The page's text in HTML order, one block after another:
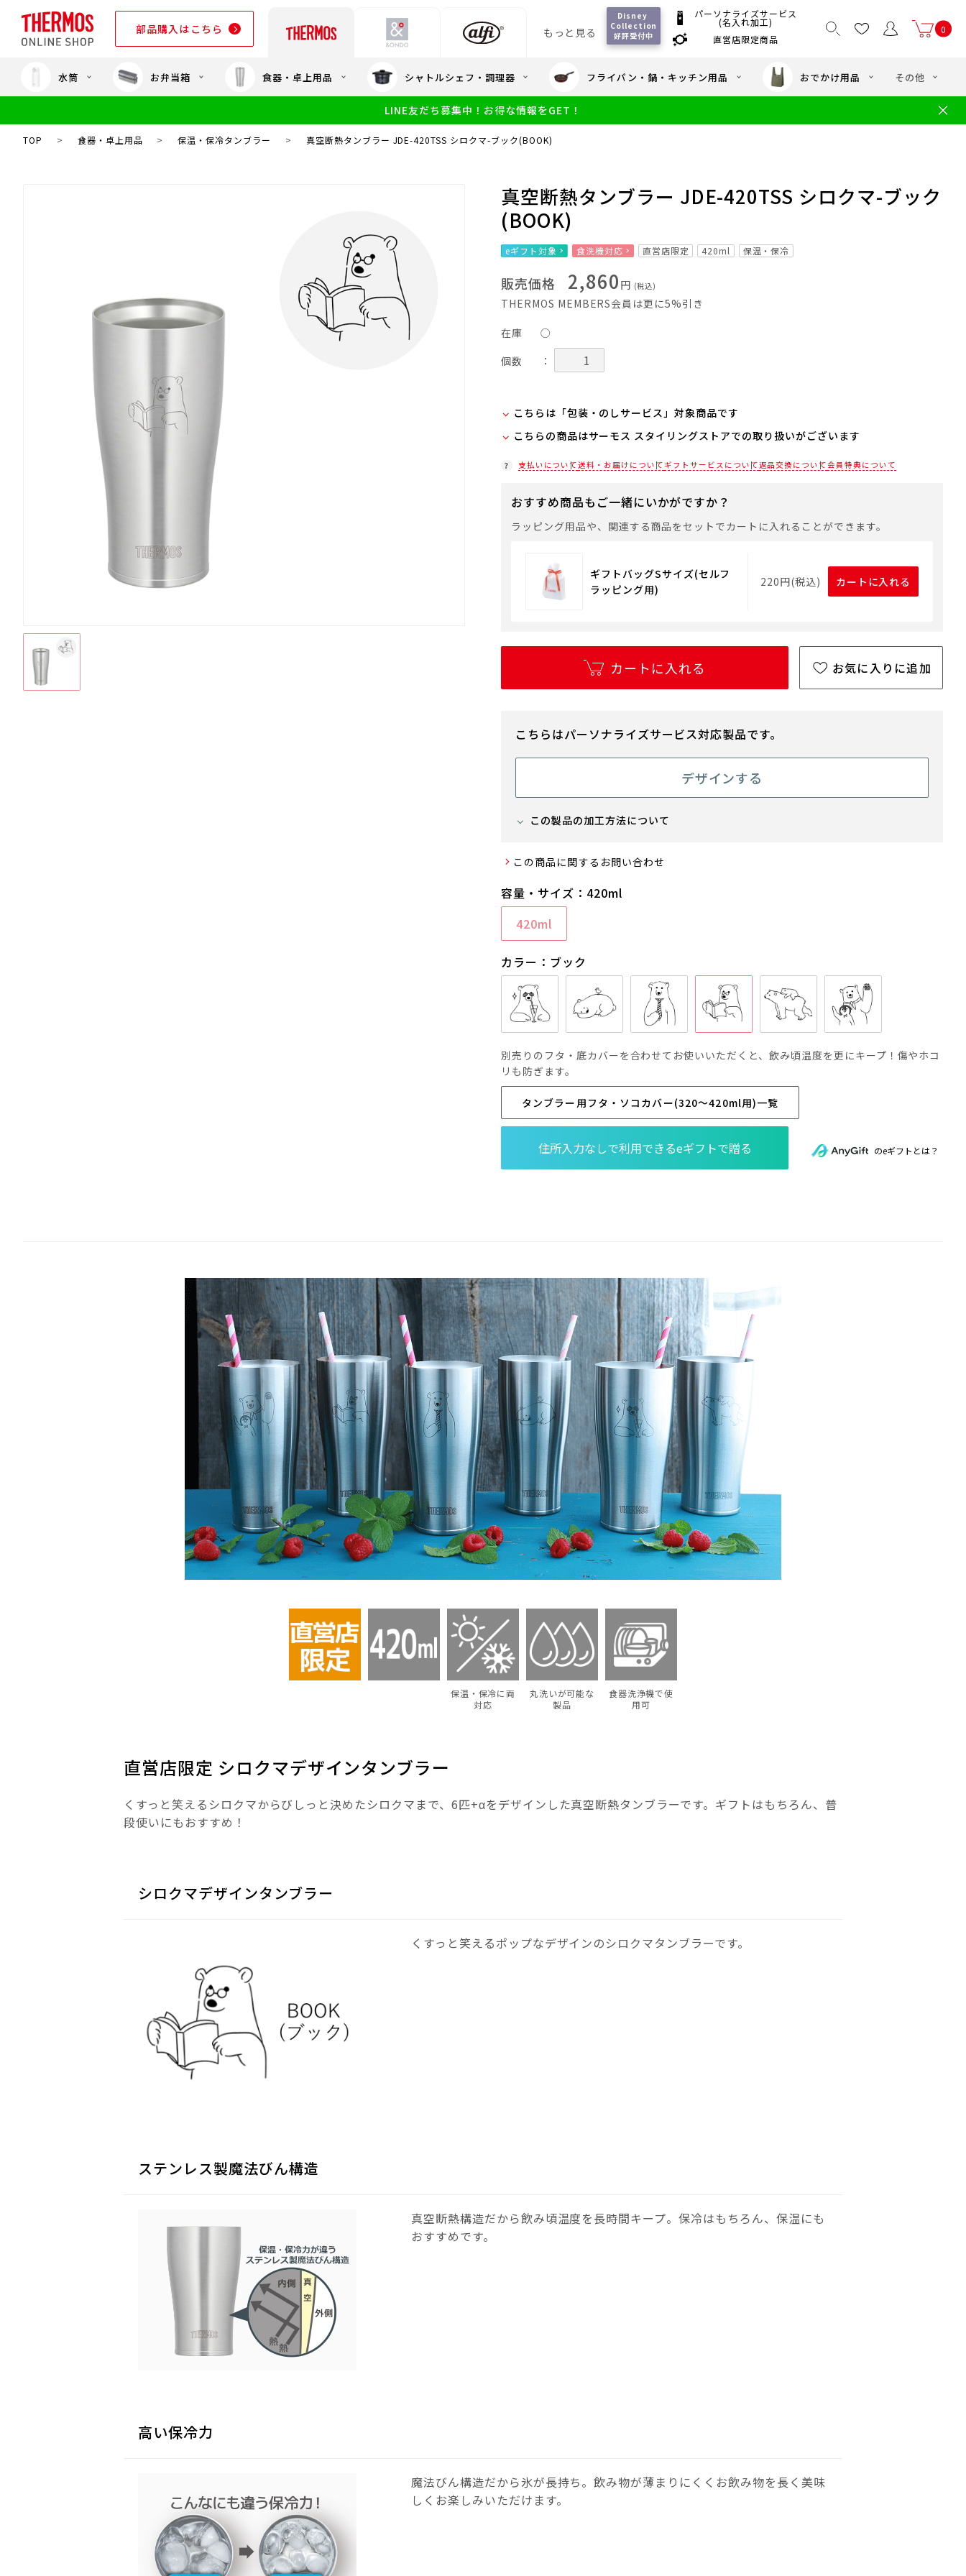
部品購入はこちら もっと見る
以上送料無料
サーモスのeギフト
ギフトのご案内
Disney
Collection
好評受付中
パーソナライズサービス
(名入れ加工)
直営店限定商品
部品購入はこちら
食洗機対応 幼児・園児向け水筒
小学生 中・高学年向け水筒
0
水筒 お弁当箱 食器・卓上用品 シャトルシェフ・調理器 フライパン・鍋・キッチン用品 おでかけ用品 その他
LINE友だち募集中！お得な情報をGET！
TOP > 食器・卓上用品 > 保温・保冷タンブラー > 真空断熱タンブラー JDE-420TSS シロクマ-ブック(BOOK)
真空断熱タンブラー JDE-420TSS シロクマ-ブック
(BOOK)
eギフト対象 食洗機対応 直営店限定 420ml 保温・保冷
販売価格 2,860 円 (税込)
THERMOS MEMBERS会員は更に5%引き
在庫
○
個数
：
こちらは「包装・のしサービス」対象商品です
弊社での包装・のしを希望される場合は、商品をカートに入れた後に「会員限定のし・
ラッピング(330円/個)設定へ」ボタンからお手続きください。
袋やギフトバッグを希望される場合は、以下よりご購入をお願いいたします。
通常商品用ギフト用品
こちらの商品はサーモス スタイリングストアでの取り扱いがございます
在庫状況につきましては、各店舗までお電話にてご確認ください。
支払いについて送料・お届けについて ギフトサービスについて返品交換について会員特典について
おすすめ商品もご一緒にいかがですか？
ラッピング用品や、関連する商品をセットでカートに入れることができます。
ギフトバッグSサイズ(セルフ
ラッピング用)
220円(税込) カートに入れる
カートに入れる お気に入りに追加
こちらはパーソナライズサービス対応製品です。
デザインする
この製品の加工方法について
この商品に関するお問い合わせ
容量・サイズ：420ml
420ml
カラー：ブック
別売りのフタ・底カバーを合わせてお使いいただくと、飲み頃温度を更にキープ！傷やホコ
リも防ぎます。
タンブラー用フタ・ソコカバー(320～420ml用)一覧
のeギフトとは？
保温・保冷に両
対応
丸洗いが可能な
製品
食器洗浄機で使
用可
直営店限定 シロクマデザインタンブラー
くすっと笑えるシロクマからびしっと決めたシロクマまで、6匹+αをデザインした真空断熱タンブラーです。ギフトはもちろん、普
段使いにもおすすめ！
シロクマデザインタンブラー
くすっと笑えるポップなデザインのシロクマタンブラーです。
ステンレス製魔法びん構造
真空断熱構造だから飲み頃温度を長時間キープ。保冷はもちろん、保温にも
おすすめです。
高い保冷力
魔法びん構造だから氷が長持ち。飲み物が薄まりにくくお飲み物を長く美味
しくお楽しみいただけます。